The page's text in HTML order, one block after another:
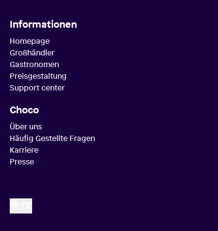
Informationen
Homepage
Großhändler
Gastronomen
Preisgestaltung
Support center
Choco
Über uns
Häufig Gestellte Fragen
Karriere
Presse